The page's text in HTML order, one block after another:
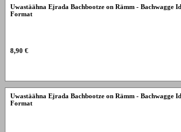
Uwastäähna Ejrada Bachbootze on Rämm - Bachwagge
Format
8,90 €
Uwastäähna Ejrada Bachbootze on Rämm - Bachwagge
Format